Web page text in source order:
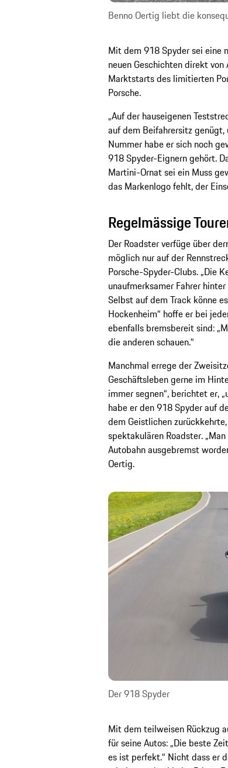
Benno Oertig liebt die
Mit dem 918 Spyder sei eine
neuen Geschichten direkt
Marktstarts des limitierten
Porsche.
„Auf der hauseigenen
auf dem Beifahrersitz genügt,
Nummer habe er sich noch
918 Spyder-Eignern gehört.
Martini-Ornat sei ein Muss
das Markenlogo fehlt, der
Regelmässige
Der Roadster verfüge über
möglich nur auf der
Porsche-Spyder-Clubs. „Die
unaufmerksamer Fahrer
Selbst auf dem Track könne
Hockenheim“ hoffe er bei
ebenfalls bremsbereit sind:
die anderen schauen.“
Manchmal errege der
Geschäftsleben gerne im
immer segnen“, berichtet er,
habe er den 918 Spyder auf
dem Geistlichen
spektakulären Roadster.
Autobahn ausgebremst
Oertig.
Der 918 Spyder
Mit dem teilweisen Rückzug
für seine Autos: „Die beste
es ist perfekt.“ Nicht dass er